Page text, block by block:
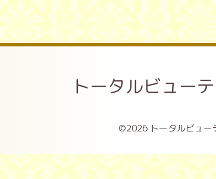
トータルビュー
©2026 トータルビュ